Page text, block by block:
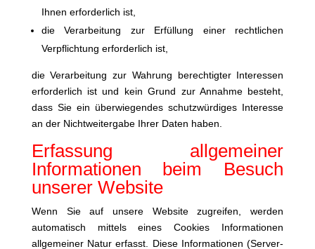
Ihnen erforderlich ist,
die Verarbeitung zur Erfüllung einer rechtlichen
Verpflichtung erforderlich ist,
die Verarbeitung zur Wahrung berechtigter Interessen
erforderlich ist und kein Grund zur Annahme besteht,
dass Sie ein überwiegendes schutzwürdiges Interesse
an der Nichtweitergabe Ihrer Daten haben.
Erfassung allgemeiner
Informationen beim Besuch
unserer Website
Wenn Sie auf unsere Website zugreifen, werden
automatisch mittels eines Cookies Informationen
allgemeiner Natur erfasst. Diese Informationen (Server-